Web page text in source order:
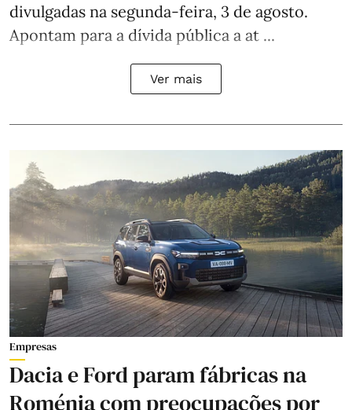
divulgadas na segunda-feira, 3 de agosto.
Apontam para a dívida pública a at ...
Ver mais
Empresas
Dacia e Ford param fábricas na
Roménia com preocupações por